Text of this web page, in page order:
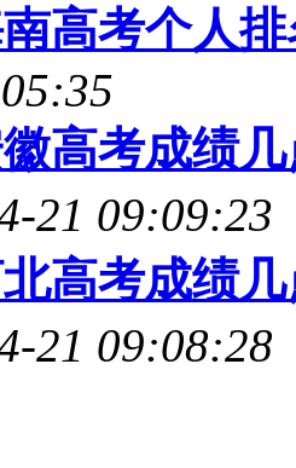
高考个人
高考成绩
21 09:09:23
高考成绩
21 09:08:28